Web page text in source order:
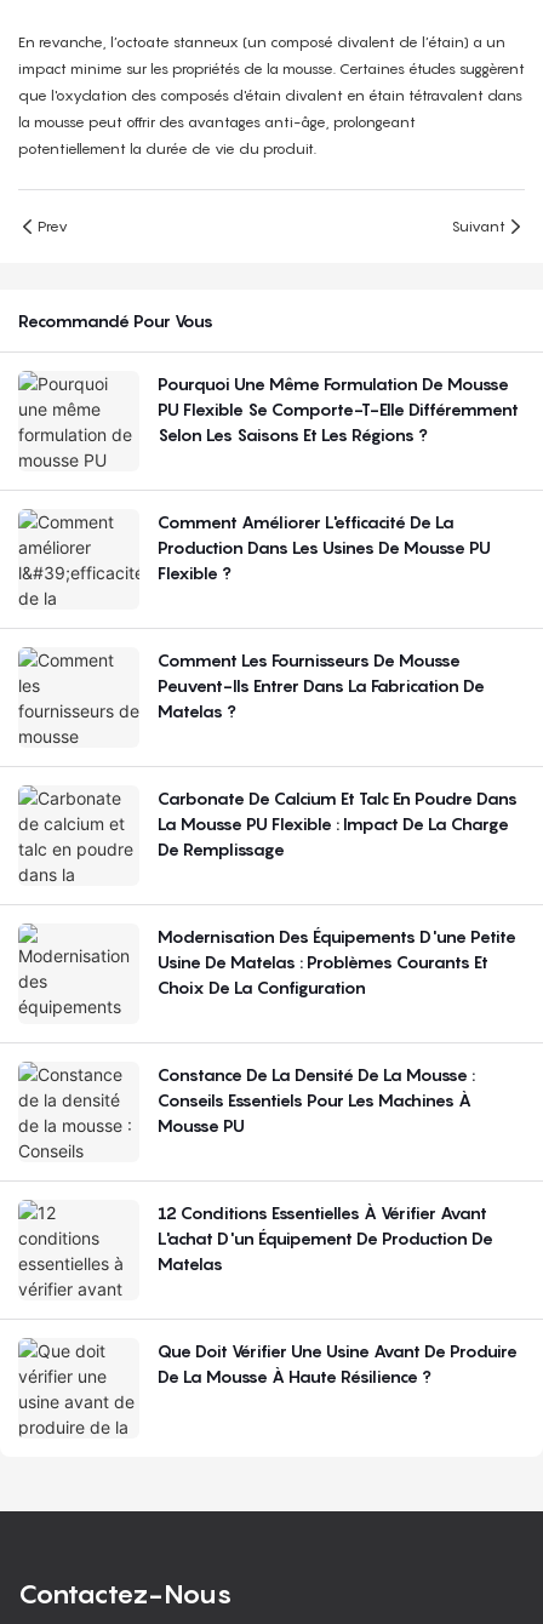
En revanche, l’octoate stanneux (un composé divalent de l’étain) a un
impact minime sur les propriétés de la mousse. Certaines études suggèrent
que l'oxydation des composés d'étain divalent en étain tétravalent dans
la mousse peut offrir des avantages anti-âge, prolongeant
potentiellement la durée de vie du produit.
Prev Suivant
Recommandé Pour Vous
Pourquoi Une Même Formulation De Mousse
PU Flexible Se Comporte-T-Elle Différemment
Selon Les Saisons Et Les Régions ?
Comment Améliorer L'efficacité De La
Production Dans Les Usines De Mousse PU
Flexible ?
Comment Les Fournisseurs De Mousse
Peuvent-Ils Entrer Dans La Fabrication De
Matelas ?
Carbonate De Calcium Et Talc En Poudre Dans
La Mousse PU Flexible : Impact De La Charge
De Remplissage
Modernisation Des Équipements D'une Petite
Usine De Matelas : Problèmes Courants Et
Choix De La Configuration
Constance De La Densité De La Mousse :
Conseils Essentiels Pour Les Machines À
Mousse PU
12 Conditions Essentielles À Vérifier Avant
L'achat D'un Équipement De Production De
Matelas
Que Doit Vérifier Une Usine Avant De Produire
De La Mousse À Haute Résilience ?
Contactez-Nous